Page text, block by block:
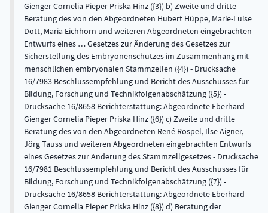
Gienger Cornelia Pieper Priska Hinz ({3}) b) Zweite und dritte
Beratung des von den Abgeordneten Hubert Hüppe, Marie-Luise
Dött, Maria Eichhorn und weiteren Abgeordneten eingebrachten
Entwurfs eines … Gesetzes zur Änderung des Gesetzes zur
Sicherstellung des Embryonenschutzes im Zusammenhang mit
menschlichen embryonalen Stammzellen ({4}) - Drucksache
16/7983 Beschlussempfehlung und Bericht des Ausschusses für
Bildung, Forschung und Technikfolgenabschätzung ({5}) -
Drucksache 16/8658 Berichterstattung: Abgeordnete Eberhard
Gienger Cornelia Pieper Priska Hinz ({6}) c) Zweite und dritte
Beratung des von den Abgeordneten René Röspel, Ilse Aigner,
Jörg Tauss und weiteren Abgeordneten eingebrachten Entwurfs
eines Gesetzes zur Änderung des Stammzellgesetzes - Drucksache
16/7981 Beschlussempfehlung und Bericht des Ausschusses für
Bildung, Forschung und Technikfolgenabschätzung ({7}) -
Drucksache 16/8658 Berichterstattung: Abgeordnete Eberhard
Gienger Cornelia Pieper Priska Hinz ({8}) d) Beratung der